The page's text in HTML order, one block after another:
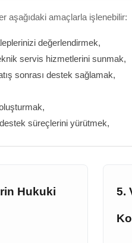
aşağıdaki amaçlarla işlenebilir:
değerlendirmek,
servis hizmetlerini sunmak,
sonrası destek sağlamak,
süreçlerini yürütmek,
Hukuki 5.